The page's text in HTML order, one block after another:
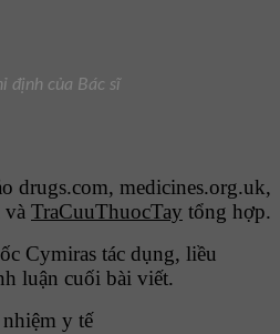
định của Bác sĩ
drugs.com, medicines.org.uk,
TraCuuThuocTay tổng hợp.
Cymiras tác dụng, liều
luận cuối bài viết.
y tế